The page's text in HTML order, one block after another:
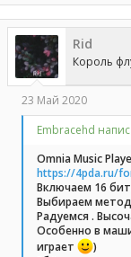
Rid
Король
23 Май 2020
Embracehd
Omnia Music
https://4pda.ru/
Включаем 16
Выбираем метод
Радуемся .
Особенно в
играет
)